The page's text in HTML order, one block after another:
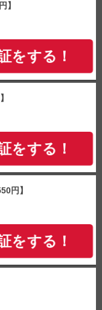
】
をする！
をする！
円】
をする！